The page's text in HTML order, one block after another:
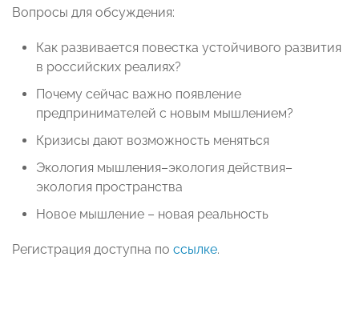
Вопросы для обсуждения:
Как развивается повестка устойчивого развития
в российских реалиях?
Почему сейчас важно появление
предпринимателей с новым мышлением?
Кризисы дают возможность меняться
Экология мышления–экология действия–
экология пространства
Новое мышление – новая реальность
Регистрация доступна по ссылке.